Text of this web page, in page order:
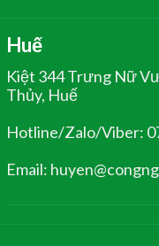
Huế
Kiệt 344 Trưng Nữ
Thủy, Huế
Hotline/Zalo/Viber:
Email: